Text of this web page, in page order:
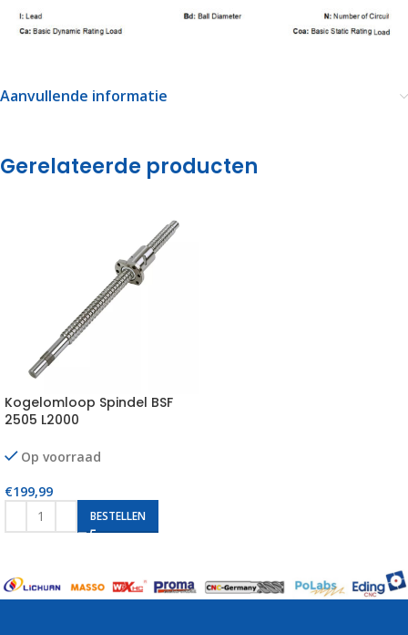
Aanvullende informatie
Gerelateerde producten
Kogelomloop Spindel BSF
2505 L2000
Op voorraad
€199,99
BESTELLEN